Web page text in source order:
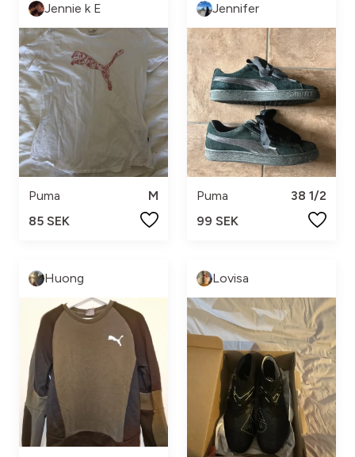
Jennie k E
Puma
M
85 SEK
Jennifer
Puma
38 1/2
99 SEK
Huong Lovisa